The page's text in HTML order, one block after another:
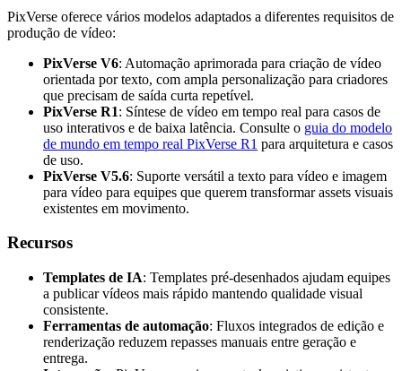
PixVerse oferece vários modelos adaptados a diferentes requisitos de
produção de vídeo:
PixVerse V6: Automação aprimorada para criação de vídeo
orientada por texto, com ampla personalização para criadores
que precisam de saída curta repetível.
PixVerse R1: Síntese de vídeo em tempo real para casos de
uso interativos e de baixa latência. Consulte o guia do modelo
de mundo em tempo real PixVerse R1 para arquitetura e casos
de uso.
PixVerse V5.6: Suporte versátil a texto para vídeo e imagem
para vídeo para equipes que querem transformar assets visuais
existentes em movimento.
Recursos
Templates de IA: Templates pré-desenhados ajudam equipes
a publicar vídeos mais rápido mantendo qualidade visual
consistente.
Ferramentas de automação: Fluxos integrados de edição e
renderização reduzem repasses manuais entre geração e
entrega.